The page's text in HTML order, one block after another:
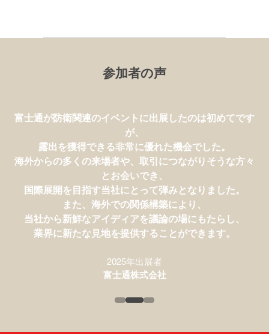
参加者の声
最先端の防衛装備品、技術、コンセプトについて知るこ
とができるイベントです。
中には戦略を検討する際に非常に重要なものもありま
す。
端的に言えば、すべてが当社のシンクタンクとしての事
業に不可欠なものです。
2025年来場者
富士通が防衛関連のイベントに出展したのは初めてです
が、
露出を獲得できる非常に優れた機会でした。
海外からの多くの来場者や、取引につながりそうな方々
とお会いでき、
国際展開を目指す当社にとって弾みとなりました。
また、海外での関係構築により、
当社から新鮮なアイディアを議論の場にもたらし、
業界に新たな見地を提供することができます。
2025年出展者
富士通株式会社
SAAB